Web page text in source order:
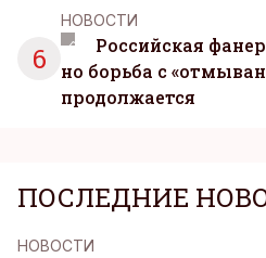
6
НОВОСТИ
Российская
но борьба с
продолжается
ПОСЛЕДНИЕ
НОВОСТИ